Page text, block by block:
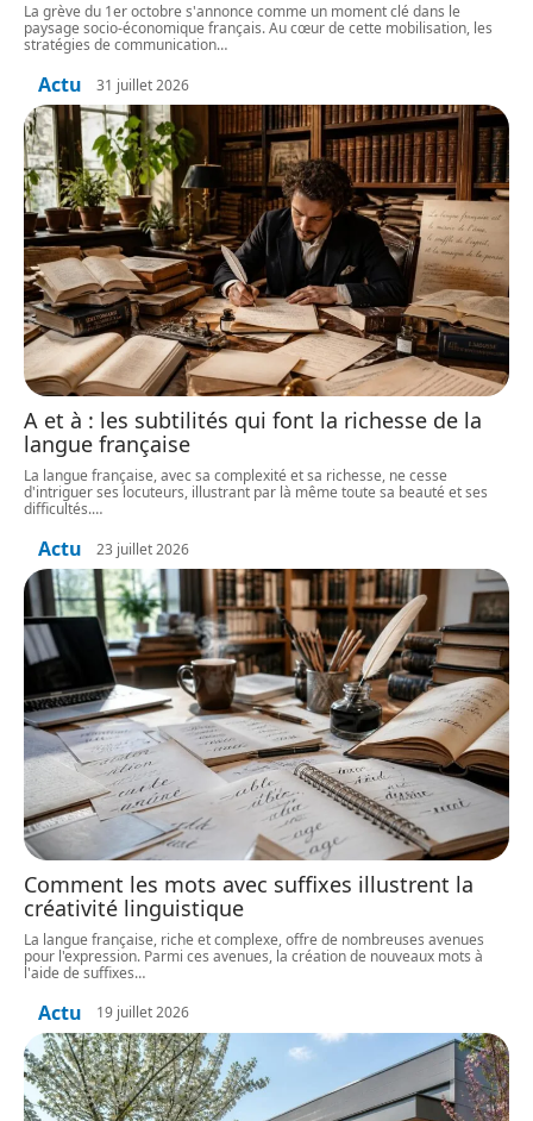
La grève du 1er octobre s'annonce comme un moment clé dans le
paysage socio-économique français. Au cœur de cette mobilisation, les
stratégies de communication…
Actu 31 juillet 2026
A et à : les subtilités qui font la richesse de la
langue française
La langue française, avec sa complexité et sa richesse, ne cesse
d'intriguer ses locuteurs, illustrant par là même toute sa beauté et ses
difficultés.…
Actu 23 juillet 2026
Comment les mots avec suffixes illustrent la
créativité linguistique
La langue française, riche et complexe, offre de nombreuses avenues
pour l'expression. Parmi ces avenues, la création de nouveaux mots à
l'aide de suffixes…
Actu 19 juillet 2026